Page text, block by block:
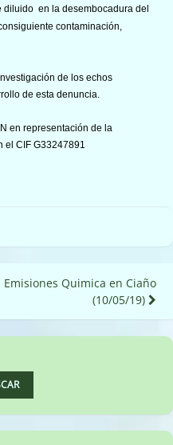
diluido en la desembocadura del
contaminación,
de los echos
de esta denuncia.
en representación de la
el CIF G33247891
Emisiones Quimica en Ciaño
(10/05/19)